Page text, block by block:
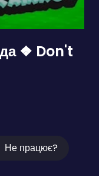
❖ Don't
Не працює?